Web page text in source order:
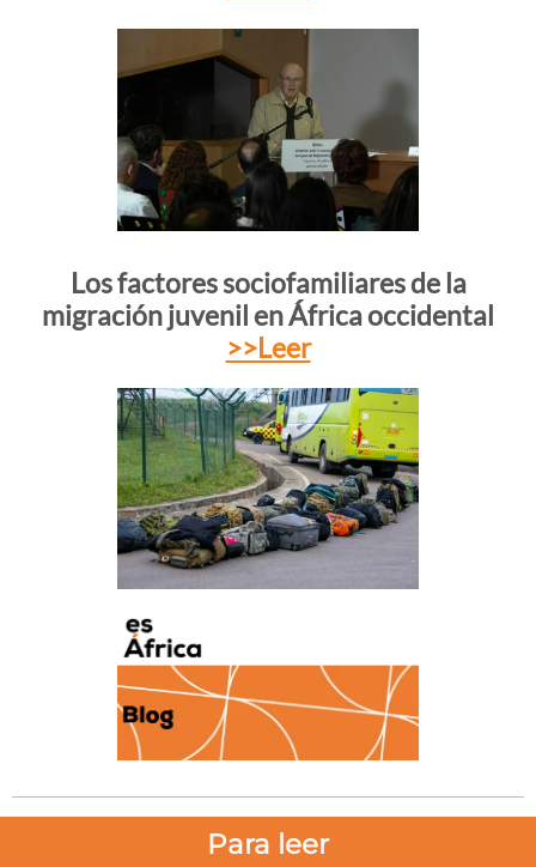
Los factores sociofamiliares de la
migración juvenil en África occidental
>>Leer
Para leer